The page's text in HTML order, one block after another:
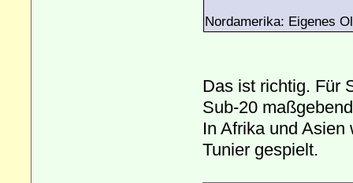
Nordamerika: Eigenes
Das ist richtig. Für
Sub-20
In Afrika und
Tunier gespielt.